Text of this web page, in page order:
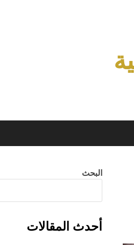
البحث
أحدث المقالات